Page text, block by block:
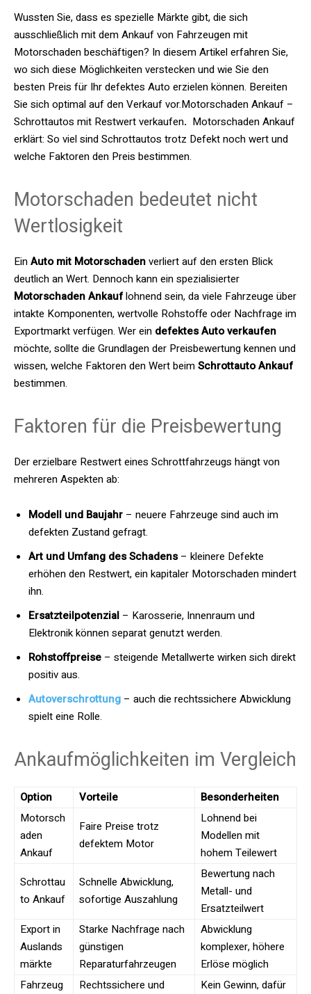
Wussten Sie, dass es spezielle Märkte gibt, die sich
ausschließlich mit dem Ankauf von Fahrzeugen mit
Motorschaden beschäftigen? In diesem Artikel erfahren Sie,
wo sich diese Möglichkeiten verstecken und wie Sie den
besten Preis für Ihr defektes Auto erzielen können. Bereiten
Sie sich optimal auf den Verkauf vor.Motorschaden Ankauf –
Schrottautos mit Restwert verkaufen. Motorschaden Ankauf
erklärt: So viel sind Schrottautos trotz Defekt noch wert und
welche Faktoren den Preis bestimmen.
Motorschaden bedeutet nicht
Wertlosigkeit
EinAuto mit Motorschadenverliert auf den ersten Blick
deutlich an Wert. Dennoch kann ein spezialisierter
Motorschaden Ankauflohnend sein, da viele Fahrzeuge über
intakte Komponenten, wertvolle Rohstoffe oder Nachfrage im
Exportmarkt verfügen. Wer ein defektes Auto verkaufen
möchte, sollte die Grundlagen der Preisbewertung kennen und
wissen, welche Faktoren den Wert beimSchrottauto Ankauf
bestimmen.
Faktoren für die Preisbewertung
Der erzielbare Restwert eines Schrottfahrzeugs hängt von
mehreren Aspekten ab:
Modell und Baujahr – neuere Fahrzeuge sind auch im
defekten Zustand gefragt.
Art und Umfang des Schadens– kleinere Defekte
erhöhen den Restwert, ein kapitaler Motorschaden mindert
ihn.
Ersatzteilpotenzial – Karosserie, Innenraum und
Elektronik können separat genutzt werden.
Rohstoffpreise – steigende Metallwerte wirken sich direkt
positiv aus.
Autoverschrottung – auch die rechtssichere Abwicklung
spielt eine Rolle.
Ankaufmöglichkeiten im Vergleich
Option Vorteile
Besonderheiten
Motorsch
aden
Ankauf
Faire Preise trotz
defektem Motor
Lohnend bei
Modellen mit
hohem Teilewert
Schrottau
to Ankauf
Schnelle Abwicklung,
sofortige Auszahlung
Bewertung nach
Metall- und
Ersatzteilwert
Export in
Auslands
märkte
Starke Nachfrage nach
günstigen
Reparaturfahrzeugen
Abwicklung
komplexer, höhere
Erlöse möglich
Fahrzeug
Rechtssichere und
Kein Gewinn, dafür